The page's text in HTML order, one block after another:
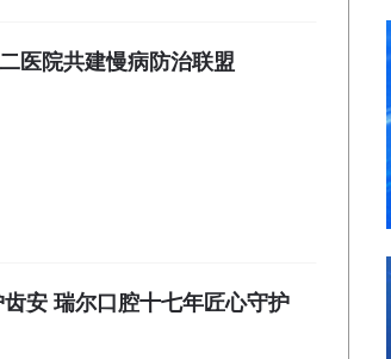
医院共建慢病防治联盟
安 瑞尔口腔十七年匠心守护